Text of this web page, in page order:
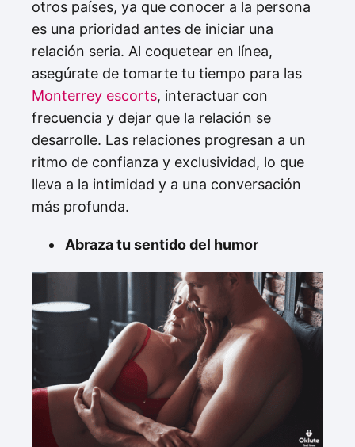
otros países, ya que conocer a la persona
es una prioridad antes de iniciar una
relación seria. Al coquetear en línea,
asegúrate de tomarte tu tiempo para las
Monterrey escorts, interactuar con
frecuencia y dejar que la relación se
desarrolle. Las relaciones progresan a un
ritmo de confianza y exclusividad, lo que
lleva a la intimidad y a una conversación
más profunda.
Abraza tu sentido del humor